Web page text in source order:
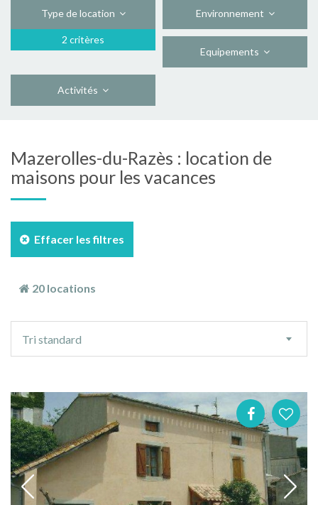
Type de location
2 critères
Environnement
Equipements
Activités
Mazerolles-du-Razès : location de
maisons pour les vacances
Effacer les filtres
20 locations
tri
Tri standard